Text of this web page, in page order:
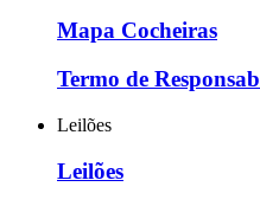
Mapa Cocheiras
Termo de
Leilões
Leilões